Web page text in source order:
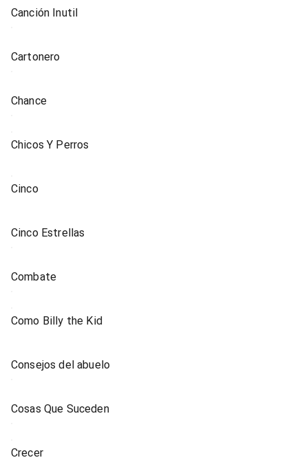
Canción Inutil
Cartonero
Chance
Chicos Y Perros
Cinco
Cinco Estrellas
Combate
Como Billy the Kid
Consejos del abuelo
Cosas Que Suceden
Crecer